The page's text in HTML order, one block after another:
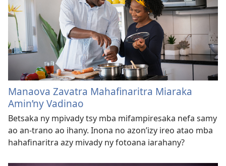
Manaova Zavatra Mahafinaritra Miaraka
Amin’ny Vadinao
Betsaka ny mpivady tsy mba mifampiresaka nefa samy
ao an-trano ao ihany. Inona no azon’izy ireo atao mba
hahafinaritra azy mivady ny fotoana iarahany?